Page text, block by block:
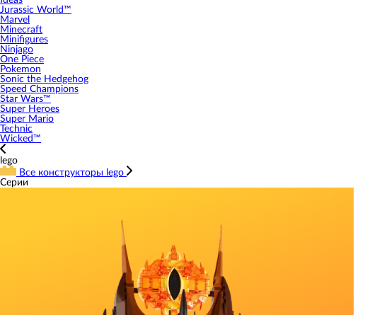
Jurassic World™
Marvel
Minecraft
Minifigures
Ninjago
One Piece
Pokemon
Sonic the Hedgehog
Speed Champions
Star Wars™
Super Heroes
Super Mario
Technic
Wicked™
lego
Все конструкторы lego
Серии